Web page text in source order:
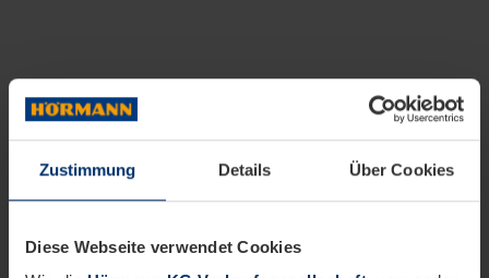
Zustimmung Details Über Cookies
Diese Webseite verwendet Cookies